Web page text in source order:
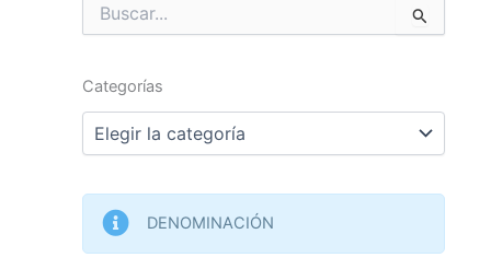
Buscar
por:
Categorías
Categorías
DENOMINACIÓN